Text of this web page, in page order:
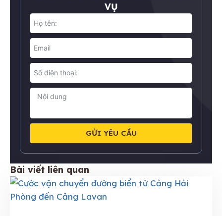
VỤ
GỬI YÊU CẦU
Bài viết liên quan